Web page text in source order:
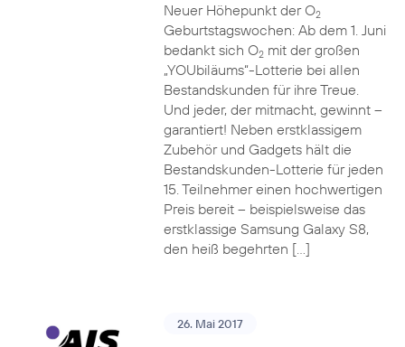
Neuer Höhepunkt der O2
Geburtstagswochen: Ab dem 1. Juni
bedankt sich O2mit der großen
„YOUbiläums“-Lotterie bei allen
Bestandskunden für ihre Treue.
Und jeder, der mitmacht, gewinnt –
garantiert! Neben erstklassigem
Zubehör und Gadgets hält die
Bestandskunden-Lotterie für jeden
15. Teilnehmer einen hochwertigen
Preis bereit – beispielsweise das
erstklassige Samsung Galaxy S8,
den heiß begehrten […]
26. Mai 2017